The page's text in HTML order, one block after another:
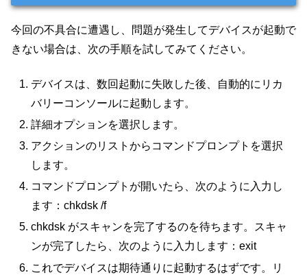
今回の不具合に遭遇し、問題が発生してデバイスが起動で
きない場合は、次の手順を試してみてください。
デバイスは、数回起動に失敗した後、自動的にリカ
バリーコンソールに起動します。
詳細オプションを選択します。
アクションのリストからコマンドプロンプトを選択
します。
コマンドプロンプトが開いたら、次のように入力し
ます：chkdsk /f
chkdsk がスキャンを完了するのを待ちます。スキャ
ンが完了したら、次のように入力します：exit
これでデバイスは期待通りに起動するはずです。リ